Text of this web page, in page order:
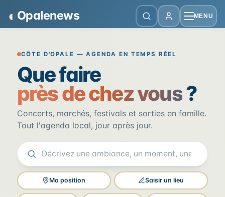
◐ Opalenews MENU
Opalenews — Événements de la
CÔTE D'OPALE — AGENDA EN TEMPS RÉEL
Que faire
près de chez vous?
Concerts, marchés, festivals et sorties en famille.
Tout l'agenda local, jour après jour.
Ma position Saisir un lieu